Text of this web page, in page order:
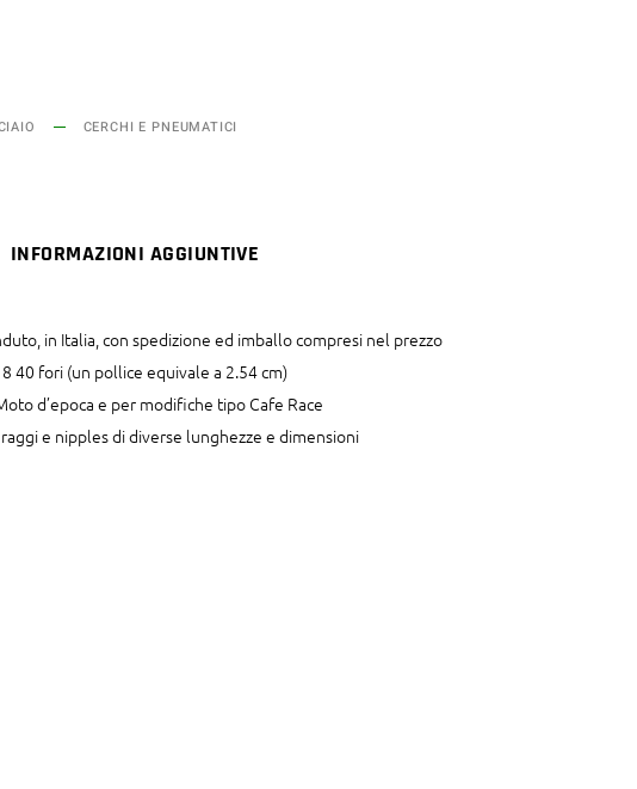
CERCHI E PNEUMATICI
INFORMAZIONI AGGIUNTIVE
in Italia, con spedizione ed imballo compresi nel prezzo
40 fori (un pollice equivale a 2.54 cm)
d’epoca e per modifiche tipo Cafe Race
e nipples di diverse lunghezze e dimensioni